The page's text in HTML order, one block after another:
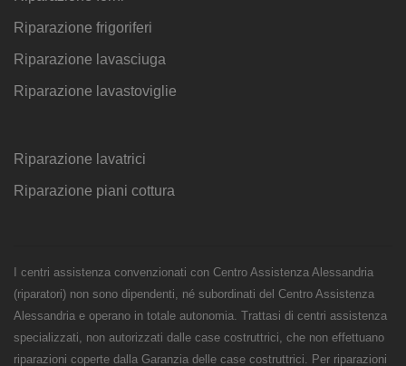
Riparazione frigoriferi
Riparazione lavasciuga
Riparazione lavastoviglie
Riparazione lavatrici
Riparazione piani cottura
I centri assistenza convenzionati con Centro Assistenza Alessandria
(riparatori) non sono dipendenti, né subordinati del Centro Assistenza
Alessandria e operano in totale autonomia. Trattasi di centri assistenza
specializzati, non autorizzati dalle case costruttrici, che non effettuano
riparazioni coperte dalla Garanzia delle case costruttrici. Per riparazioni